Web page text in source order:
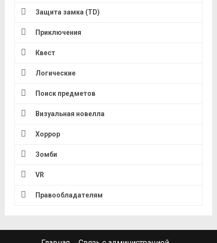
Защита замка (TD)
Приключения
Квест
Логические
Поиск предметов
Визуальная новелла
Хоррор
Зомби
VR
Правообладателям